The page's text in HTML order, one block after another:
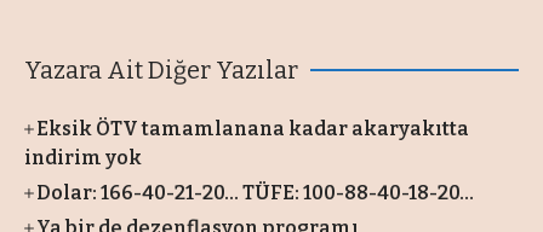
Yazara Ait Diğer Yazılar
Eksik ÖTV tamamlanana kadar akaryakıtta
indirim yok
Dolar: 166-40-21-20… TÜFE: 100-88-40-18-20…